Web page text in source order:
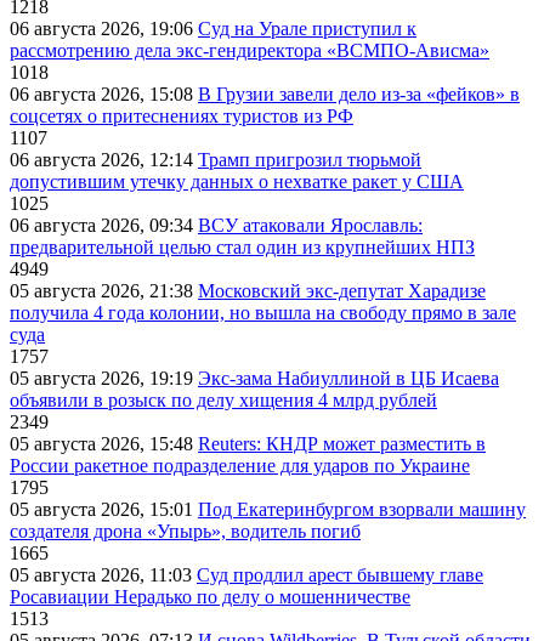
1218
06 августа 2026, 19:06 Суд на Урале приступил к
рассмотрению дела экс-гендиректора «ВСМПО-Ависма»
1018
06 августа 2026, 15:08 В Грузии завели дело из-за «фейков» в
соцсетях о притеснениях туристов из РФ
1107
06 августа 2026, 12:14 Трамп пригрозил тюрьмой
допустившим утечку данных о нехватке ракет у США
1025
06 августа 2026, 09:34 ВСУ атаковали Ярославль:
предварительной целью стал один из крупнейших НПЗ
4949
05 августа 2026, 21:38 Московский экс-депутат Харадизе
получила 4 года колонии, но вышла на свободу прямо в зале
суда
1757
05 августа 2026, 19:19 Экс-зама Набиуллиной в ЦБ Исаева
объявили в розыск по делу хищения 4 млрд рублей
2349
05 августа 2026, 15:48 Reuters: КНДР может разместить в
России ракетное подразделение для ударов по Украине
1795
05 августа 2026, 15:01 Под Екатеринбургом взорвали машину
создателя дрона «Упырь», водитель погиб
1665
05 августа 2026, 11:03 Суд продлил арест бывшему главе
Росавиации Нерадько по делу о мошенничестве
1513